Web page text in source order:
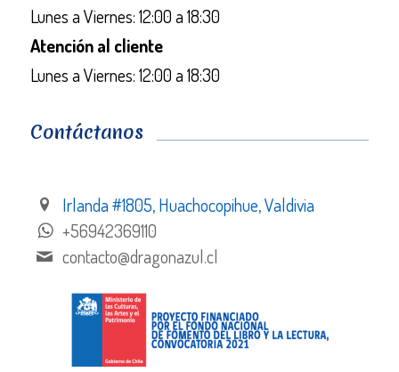
Lunes a Viernes: 12:00 a 18:30
Atención al cliente
Lunes a Viernes: 12:00 a 18:30
Contáctanos
Irlanda #1805, Huachocopihue, Valdivia
+56942369110
contacto@dragonazul.cl